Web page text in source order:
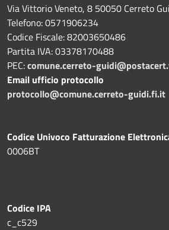
Via Vittorio Veneto, 8 50050 Cerreto
Telefono: 0571906234
Codice Fiscale: 82003650486
Partita IVA: 03378170488
PEC:comune.cerreto-
Email ufficio protocollo
protocollo@comune.cerreto-guidi.fi.it
Codice Univoco Fatturazione
0006BT
Codice IPA
c_c529